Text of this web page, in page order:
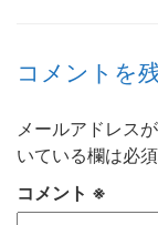
コメントを
メールアドレス
いている欄は必
コメント ※